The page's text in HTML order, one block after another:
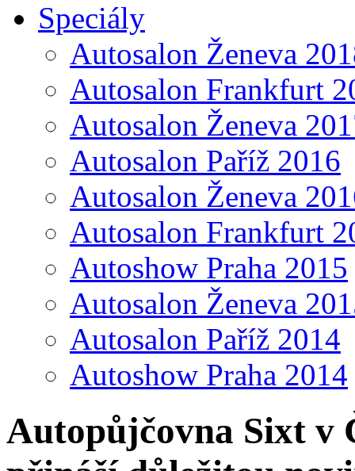
Speciály
Autosalon Ženeva
Autosalon Frankfurt
Autosalon Ženeva
Autosalon Paříž 2016
Autosalon Ženeva
Autosalon Frankfurt
Autoshow Praha 2015
Autosalon Ženeva
Autosalon Paříž 2014
Autoshow Praha 2014
Autopůjčovna Sixt v